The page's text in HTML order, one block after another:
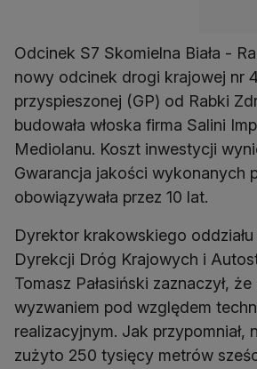
Odcinek S7 Skomielna Biała -
nowy odcinek drogi krajowej nr
przyspieszonej (GP) od Rabki
budowała włoska firma Salini
Mediolanu. Koszt inwestycji
Gwarancja jakości wykonanych
obowiązywała przez 10 lat.
Dyrektor krakowskiego oddziału
Dyrekcji Dróg Krajowych i
Tomasz Pałasiński zaznaczył,
wyzwaniem pod względem
realizacyjnym. Jak przypomniał,
zużyto 250 tysięcy metrów